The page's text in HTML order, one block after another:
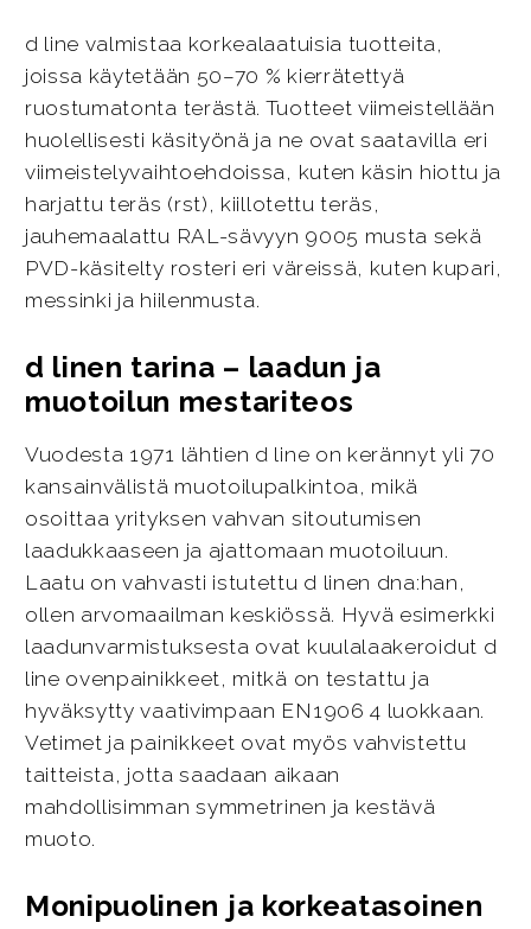
d line valmistaa korkealaatuisia tuotteita,
joissa käytetään 50–70 % kierrätettyä
ruostumatonta terästä. Tuotteet viimeistellään
huolellisesti käsityönä ja ne ovat saatavilla eri
viimeistelyvaihtoehdoissa, kuten käsin hiottu ja
harjattu teräs (rst), kiillotettu teräs,
jauhemaalattu RAL-sävyyn 9005 musta sekä
PVD-käsitelty rosteri eri väreissä, kuten kupari,
messinki ja hiilenmusta.
d linen tarina – laadun ja
muotoilun mestariteos
Vuodesta 1971 lähtien d line on kerännyt yli 70
kansainvälistä muotoilupalkintoa, mikä
osoittaa yrityksen vahvan sitoutumisen
laadukkaaseen ja ajattomaan muotoiluun.
Laatu on vahvasti istutettu d linen dna:han,
ollen arvomaailman keskiössä. Hyvä esimerkki
laadunvarmistuksesta ovat kuulalaakeroidut d
line ovenpainikkeet, mitkä on testattu ja
hyväksytty vaativimpaan EN1906 4 luokkaan.
Vetimet ja painikkeet ovat myös vahvistettu
taitteista, jotta saadaan aikaan
mahdollisimman symmetrinen ja kestävä
muoto.
Monipuolinen ja korkeatasoinen